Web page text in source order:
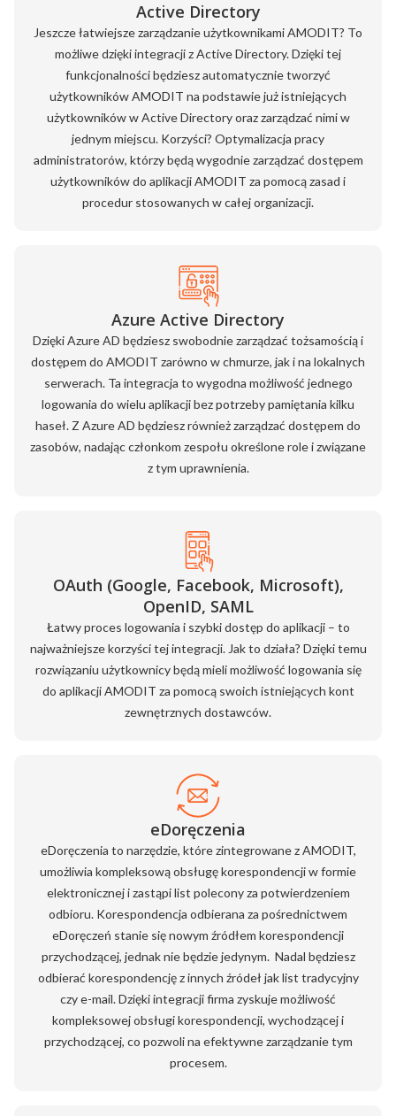
Active Directory
Jeszcze łatwiejsze zarządzanie użytkownikami AMODIT? To
możliwe dzięki integracji z Active Directory. Dzięki tej
funkcjonalności będziesz automatycznie tworzyć
użytkowników AMODIT na podstawie już istniejących
użytkowników w Active Directory oraz zarządzać nimi w
jednym miejscu. Korzyści? Optymalizacja pracy
administratorów, którzy będą wygodnie zarządzać dostępem
użytkowników do aplikacji AMODIT za pomocą zasad i
procedur stosowanych w całej organizacji.
Azure Active Directory
Dzięki Azure AD będziesz swobodnie zarządzać tożsamością i
dostępem do AMODIT zarówno w chmurze, jak i na lokalnych
serwerach. Ta integracja to wygodna możliwość jednego
logowania do wielu aplikacji bez potrzeby pamiętania kilku
haseł. Z Azure AD będziesz również zarządzać dostępem do
zasobów, nadając członkom zespołu określone role i związane
z tym uprawnienia.
OAuth (Google, Facebook, Microsoft),
OpenID, SAML
Łatwy proces logowania i szybki dostęp do aplikacji – to
najważniejsze korzyści tej integracji. Jak to działa? Dzięki temu
rozwiązaniu użytkownicy będą mieli możliwość logowania się
do aplikacji AMODIT za pomocą swoich istniejących kont
zewnętrznych dostawców.
eDoręczenia
eDoręczenia to narzędzie, które zintegrowane z AMODIT,
umożliwia kompleksową obsługę korespondencji w formie
elektronicznej i zastąpi list polecony za potwierdzeniem
odbioru. Korespondencja odbierana za pośrednictwem
eDoręczeń stanie się nowym źródłem korespondencji
przychodzącej, jednak nie będzie jedynym. Nadal będziesz
odbierać korespondencję z innych źródeł jak list tradycyjny
czy e-mail. Dzięki integracji firma zyskuje możliwość
kompleksowej obsługi korespondencji, wychodzącej i
przychodzącej, co pozwoli na efektywne zarządzanie tym
procesem.